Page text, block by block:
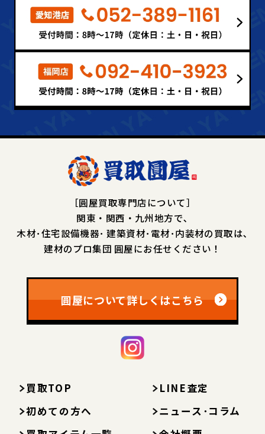
［圓屋買取専門店について］
関東・関西・九州地方で､
木材･住宅設備機器･ 建築資材･電材･内装材の買取は､
建材のプロ集団 圓屋にお任せください！
圓屋について詳しくはこちら
買取TOP
初めての方へ
LINE査定
ニュース･コラム